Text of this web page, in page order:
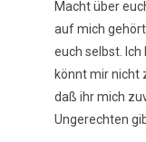
Macht über
auf mich
euch selbst.
könnt mir nicht
daß ihr mich
Ungerechten